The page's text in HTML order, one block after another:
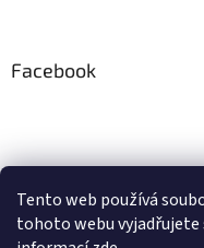
Tento web používá
tohoto webu vyjadřujete
Facebook
Instagram
Sledovat na